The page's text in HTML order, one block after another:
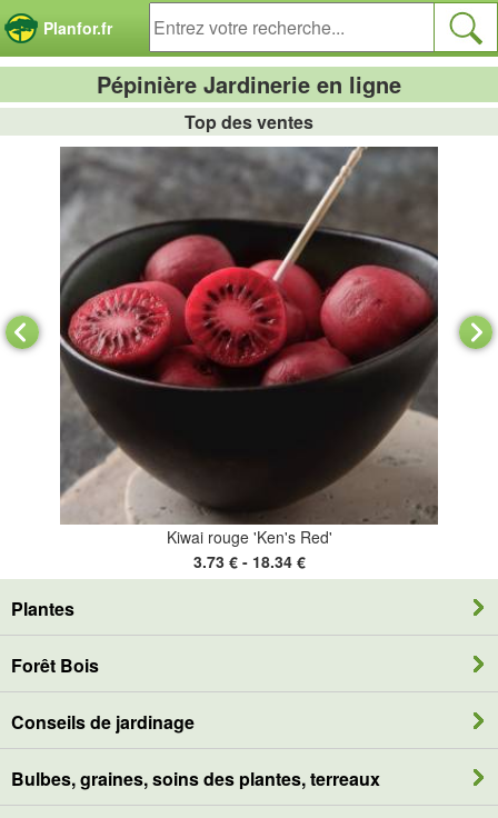
Planfor.fr
Pépinière Jardinerie en ligne
Top des ventes
Kiwai rouge 'Ken's Red'
3.73 € - 18.34 €
Plantes
Forêt Bois
Conseils de jardinage
Bulbes, graines, soins des plantes, terreaux
Panneau de gestion des cookies